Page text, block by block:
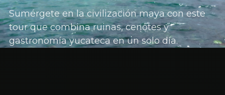
Sumérgete en la civilización maya con este
tour que combina ruinas, cenotes y
gastronomía yucateca en un solo día.